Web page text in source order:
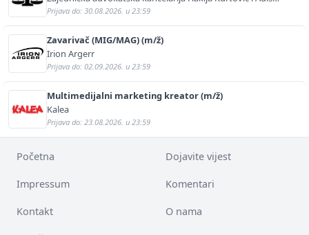
Kurtović
Prijava do: 30.08.2026. u 23:59
Zavarivač (MIG/MAG) (m/ž)
Irion Argerr
Prijava do: 02.09.2026. u 23:59
Multimedijalni marketing kreator (m/ž)
Kalea
Prijava do: 23.08.2026. u 23:59
Početna Dojavite vijest
Impressum Komentari
Kontakt O nama